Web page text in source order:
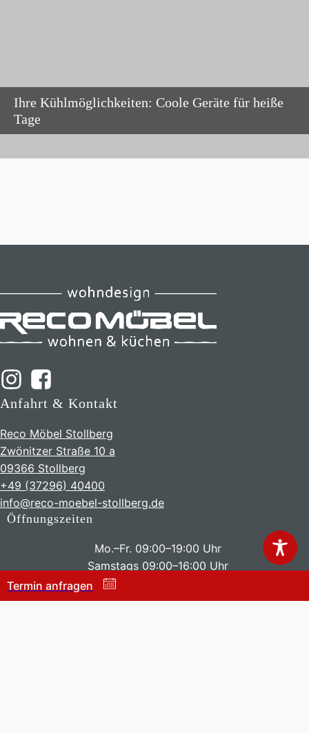
Termin anfragen
Ihre Kühlmöglichkeiten: Coole Geräte für heiße
Tage
Anfahrt & Kontakt
Reco Möbel Stollberg
Zwönitzer Straße 10 a
09366 Stollberg
+49 (37296) 40400
info@reco-moebel-stollberg.de
Öffnungszeiten
Mo.–Fr. 09:00–19:00 Uhr
Samstags 09:00–16:00 Uhr